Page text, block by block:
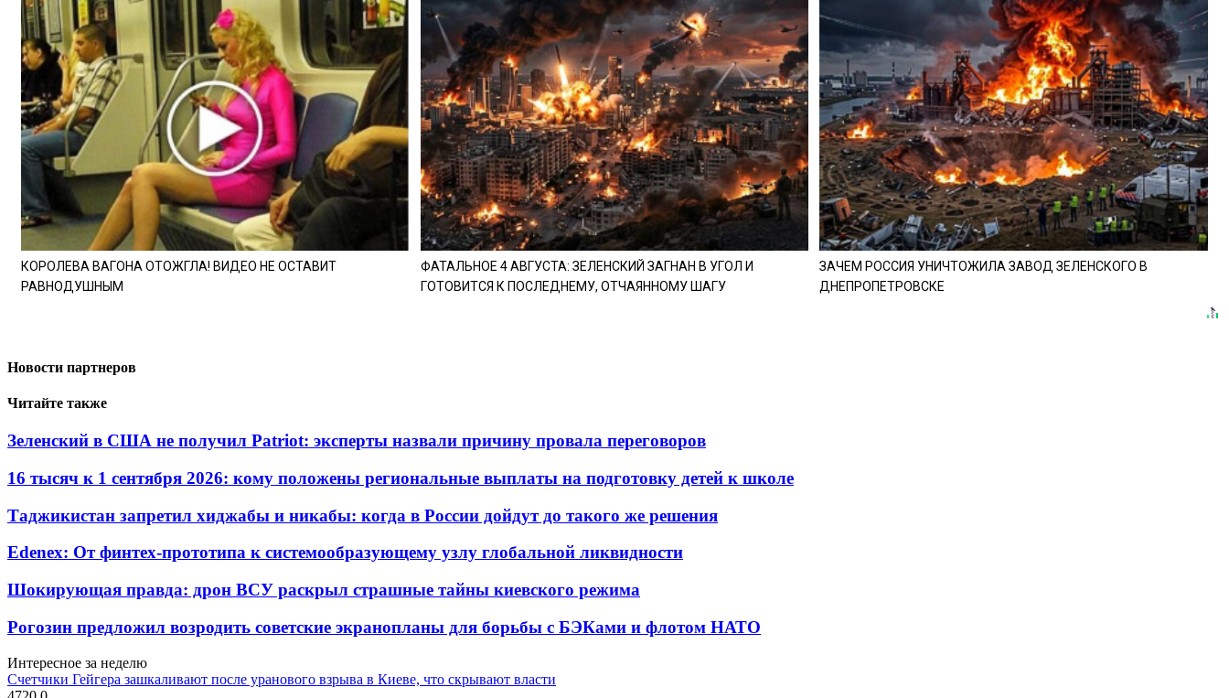
КОРОЛЕВА ВАГОНА ОТОЖГЛА! ВИДЕО НЕ ОСТАВИТ
РАВНОДУШНЫМ
ФАТАЛЬНОЕ 4 АВГУСТА: ЗЕЛЕНСКИЙ ЗАГНАН В УГОЛ И
ГОТОВИТСЯ К ПОСЛЕДНЕМУ, ОТЧАЯННОМУ ШАГУ
ЗАЧЕМ РОССИЯ УНИЧТОЖИЛА ЗАВОД ЗЕЛЕНСКОГО В
ДНЕПРОПЕТРОВСКЕ
Новости партнеров
Читайте также
Зеленский в США не получил Patriot: эксперты назвали причину провала переговоров
16 тысяч к 1 сентября 2026: кому положены региональные выплаты на подготовку детей к школе
Таджикистан запретил хиджабы и никабы: когда в России дойдут до такого же решения
Edenex: От финтех-прототипа к системообразующему узлу глобальной ликвидности
Шокирующая правда: дрон ВСУ раскрыл страшные тайны киевского режима
Рогозин предложил возродить советские экранопланы для борьбы с БЭКами и флотом НАТО
Интересное за неделю
Счетчики Гейгера зашкаливают после уранового взрыва в Киеве, что скрывают власти